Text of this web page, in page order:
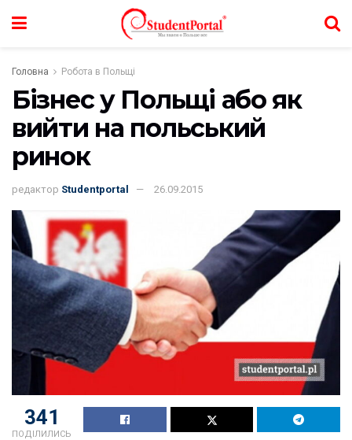
Головна Робота в Польщі
Бізнес у Польщі або як
вийти на польський
ринок
редактор Studentportal 26.09.2015
341
ПОДІЛИЛИСЬ